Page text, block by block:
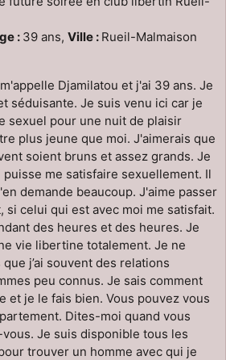
: 39 ans, Ville : Rueil-Malmaison
Djamilatou et j'ai 39 ans. Je
séduisante. Je suis venu ici car je
sexuel pour une nuit de plaisir
plus jeune que moi. J'aimerais que
soient bruns et assez grands. Je
me satisfaire sexuellement. Il
demande beaucoup. J'aime passer
si celui qui est avec moi me satisfait.
des heures et des heures. Je
vie libertine totalement. Je ne
j’ai souvent des relations
peu connus. Je sais comment
et je le fais bien. Vous pouvez vous
Dites-moi quand vous
Je suis disponible tous les
trouver un homme avec qui je